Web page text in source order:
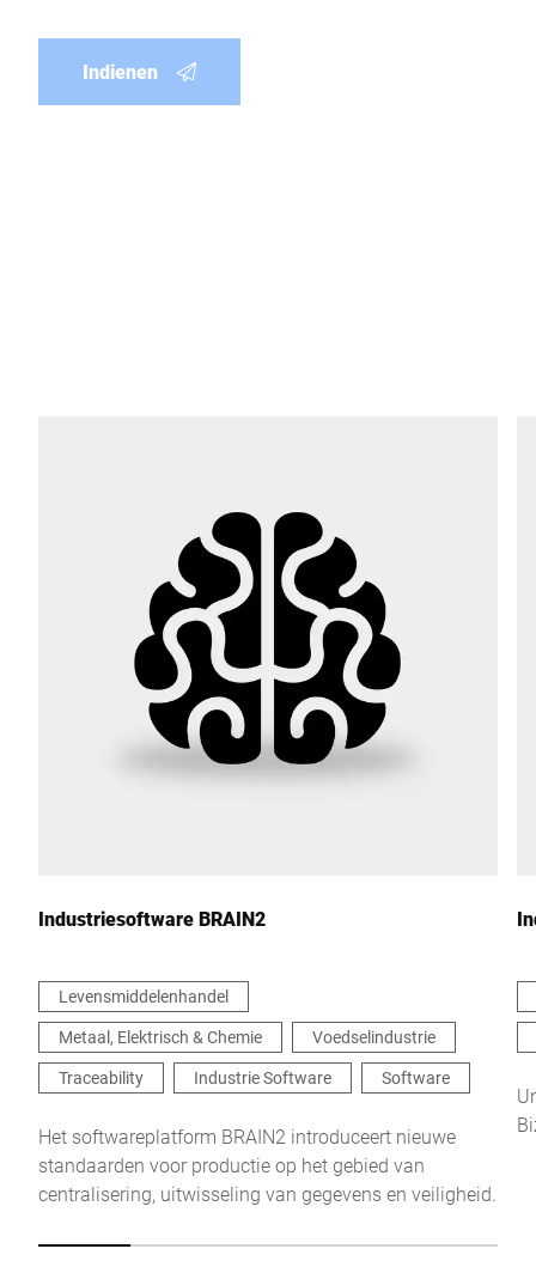
Indienen
Industriesoftware BRAIN2
Levensmiddelenhandel
Metaal, Elektrisch & Chemie
Voedselindustrie
Traceability
Industrie Software Software
Het softwareplatform BRAIN2 introduceert nieuwe
standaarden voor productie op het gebied van
centralisering, uitwisseling van gegevens en veiligheid.